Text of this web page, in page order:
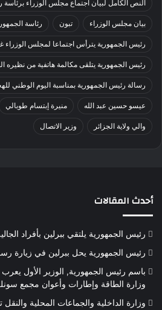
النص الكامل لبيان اجتماع مجلس الوزراء برئاسة
بيان مجلس الوزراء تبون رئاسة
رئيس الجمهورية يترأس اجتماعا لمجلس الوزراء
رئيس الجمهورية يتلقى مكالمة هاتفية من نظيره
رسالة رئيس الجمهورية بمناسبة اليوم الوطني
عيسو حسين عبد الله منيرة إبتسام طوبالي
والي ولاية الجزائر وزير الاتصال
أحدث المقالات
رئيس الجمهورية يلتقي ببرلين بأفراد
رئيس الجمهورية يحل ببرلين في زيارة
باسم رئيس الجمهورية, الوزير الأول يعرب
وزارة الطاقة وإطارات وأعوان مجمع
وزارة الداخلية والجماعات المحلية